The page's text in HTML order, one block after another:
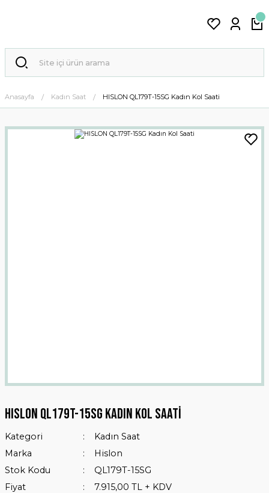
Anasayfa Kadın Saat HISLON QL179T-15SG Kadın Kol Saati
HISLON QL179T-15SG Kadın Kol Saati
Kategori
Kadın Saat
Marka
Hislon
Stok Kodu
QL179T-15SG
Fiyat
7.915,00 TL + KDV